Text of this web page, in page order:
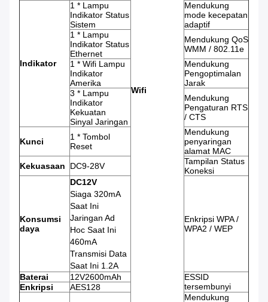
Wifi
Indikator
1 * Lampu
Indikator Status
Sistem
Mendukung
mode kecepatan
adaptif
1 * Lampu
Indikator Status
Ethernet
Mendukung QoS
WMM / 802.11e
1 * Wifi Lampu
Indikator
Amerika
Mendukung
Pengoptimalan
Jarak
3 * Lampu
Indikator
Kekuatan
Sinyal Jaringan
Mendukung
Pengaturan RTS
/ CTS
Kunci
1 * Tombol
Reset
Mendukung
penyaringan
alamat MAC
Kekuasaan
DC9-28V
Tampilan Status
Koneksi
Konsumsi
daya
DC12V
Siaga 320mA
Saat Ini
Jaringan Ad
Hoc Saat Ini
460mA
Transmisi Data
Saat Ini 1.2A
Enkripsi WPA /
WPA2 / WEP
Baterai 12V2600mAh
ESSID
tersembunyi
Enkripsi AES128
Mendukung